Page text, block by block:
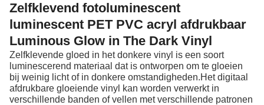
Zelfklevend fotoluminescent
luminescent PET PVC acryl afdrukbaar
Luminous Glow in The Dark Vinyl
Zelfklevende gloed in het donkere vinyl is een soort
luminescerend materiaal dat is ontworpen om te gloeien
bij weinig licht of in donkere omstandigheden.Het digitaal
afdrukbare gloeiende vinyl kan worden verwerkt in
verschillende banden of vellen met verschillende patronen